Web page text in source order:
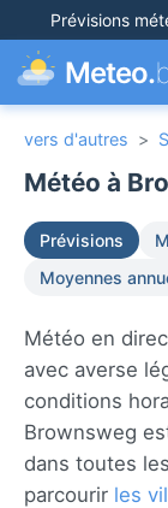
Prévisions
Meteo.
vers d'autres >
Météo à
Prévisions
Moyennes
Météo en
avec averse
conditions
Brownsweg
dans toutes
parcourir les